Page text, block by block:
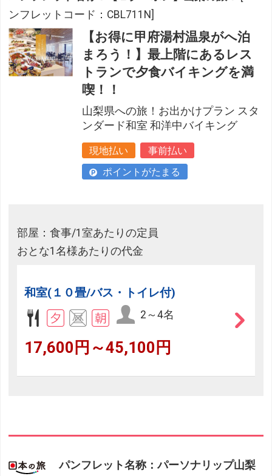
ンフレットコード：CBL711N]
【お得に甲府湯村温泉がへ泊
まろう！】最上階にあるレス
トランで夕食バイキングを満
喫！！
山梨県への旅！お出かけプラン スタ
ンダード和室 和洋中バイキング
現地払い
事前払い
ポイントがたまる
部屋：食事/1室あたりの定員
おとな1名様あたりの代金
和室(１０畳/バス・トイレ付)
2～4名
17,600円～45,100円
パンフレット名称：パーソナリップ山梨